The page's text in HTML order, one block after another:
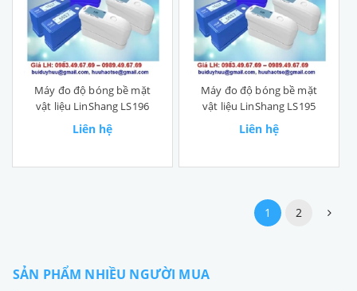
Máy đo độ bóng bề mặt
vật liệu LinShang LS196
Liên hệ
Máy đo độ bóng bề mặt
vật liệu LinShang LS195
Liên hệ
1 2
SẢN PHẨM NHIỀU NGƯỜI MUA